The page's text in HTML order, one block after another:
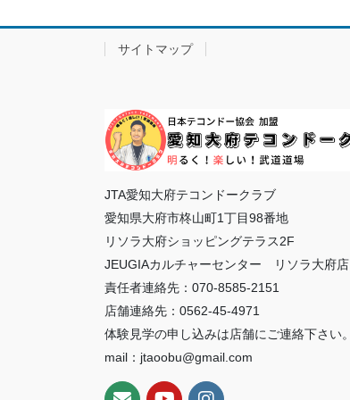
サイトマップ
JTA愛知大府テコンドークラブ
愛知県大府市柊山町1丁目98番地
リソラ大府ショッピングテラス2F
JEUGIAカルチャーセンター リソラ大府店
責任者連絡先：070-8585-2151
店舗連絡先：0562-45-4971
体験見学の申し込みは店舗にご連絡下さい。
mail：jtaoobu@gmail.com